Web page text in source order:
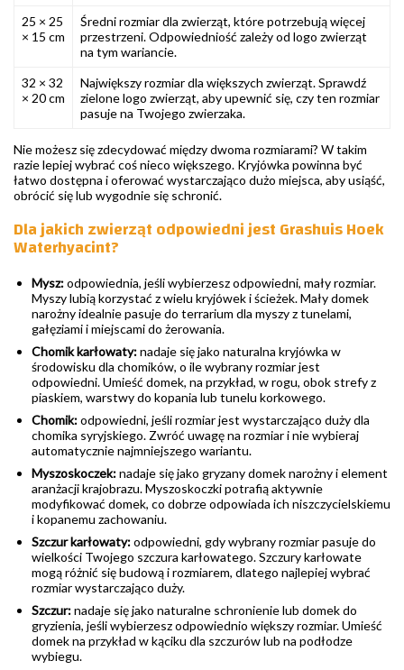
25 × 25
× 15 cm
Średni rozmiar dla zwierząt, które potrzebują więcej
przestrzeni. Odpowiedniość zależy od logo zwierząt
na tym wariancie.
32 × 32
× 20 cm
Największy rozmiar dla większych zwierząt. Sprawdź
zielone logo zwierząt, aby upewnić się, czy ten rozmiar
pasuje na Twojego zwierzaka.
Nie możesz się zdecydować między dwoma rozmiarami? W takim
razie lepiej wybrać coś nieco większego. Kryjówka powinna być
łatwo dostępna i oferować wystarczająco dużo miejsca, aby usiąść,
obrócić się lub wygodnie się schronić.
Dla jakich zwierząt odpowiedni jest Grashuis Hoek
Waterhyacint?
Mysz:odpowiednia, jeśli wybierzesz odpowiedni, mały rozmiar.
Myszy lubią korzystać z wielu kryjówek i ścieżek. Mały domek
narożny idealnie pasuje do terrarium dla myszy z tunelami,
gałęziami i miejscami do żerowania.
Chomik karłowaty:nadaje się jako naturalna kryjówka w
środowisku dla chomików, o ile wybrany rozmiar jest
odpowiedni. Umieść domek, na przykład, w rogu, obok strefy z
piaskiem, warstwy do kopania lub tunelu korkowego.
Chomik:odpowiedni, jeśli rozmiar jest wystarczająco duży dla
chomika syryjskiego. Zwróć uwagę na rozmiar i nie wybieraj
automatycznie najmniejszego wariantu.
Myszoskoczek:nadaje się jako gryzany domek narożny i element
aranżacji krajobrazu. Myszoskoczki potrafią aktywnie
modyfikować domek, co dobrze odpowiada ich niszczycielskiemu
i kopanemu zachowaniu.
Szczur karłowaty:odpowiedni, gdy wybrany rozmiar pasuje do
wielkości Twojego szczura karłowatego. Szczury karłowate
mogą różnić się budową i rozmiarem, dlatego najlepiej wybrać
rozmiar wystarczająco duży.
Szczur:nadaje się jako naturalne schronienie lub domek do
gryzienia, jeśli wybierzesz odpowiednio większy rozmiar. Umieść
domek na przykład w kąciku dla szczurów lub na podłodze
wybiegu.